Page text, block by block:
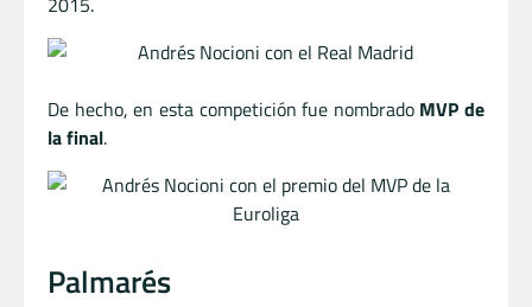
De hecho, en esta competición fue nombrado MVP de
la final.
Palmarés